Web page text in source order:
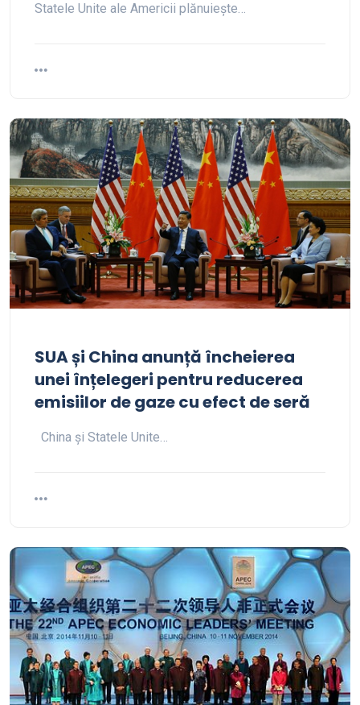
Statele Unite ale Americii plănuiește…
SUA și China anunță încheierea
unei înțelegeri pentru reducerea
emisiilor de gaze cu efect de seră
China și Statele Unite…